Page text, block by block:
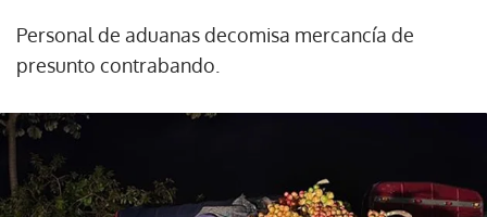
Personal de aduanas decomisa mercancía de
presunto contrabando.